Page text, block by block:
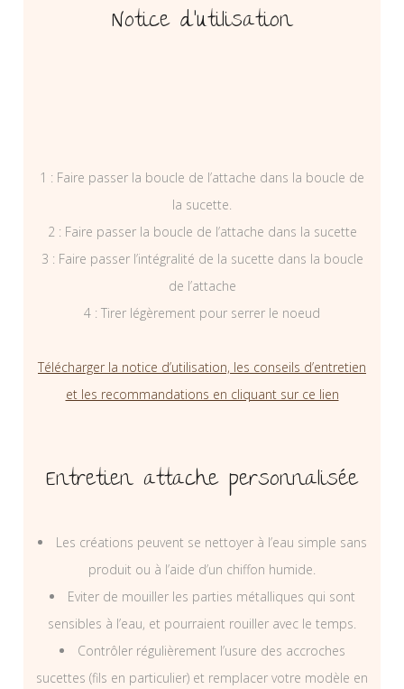
Notice d’utilisation
1 : Faire passer la boucle de l’attache dans la boucle de
la sucette.
2 : Faire passer la boucle de l’attache dans la sucette
3 : Faire passer l’intégralité de la sucette dans la boucle
de l’attache
4 : Tirer légèrement pour serrer le noeud
Télécharger la notice d’utilisation, les conseils d’entretien
et les recommandations en cliquant sur ce lien
Entretien attache personnalisée
Les créations peuvent se nettoyer à l’eau simple sans
produit ou à l’aide d’un chiffon humide.
Eviter de mouiller les parties métalliques qui sont
sensibles à l’eau, et pourraient rouiller avec le temps.
Contrôler régulièrement l’usure des accroches
sucettes (fils en particulier) et remplacer votre modèle en